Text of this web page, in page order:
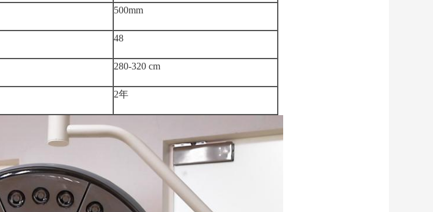
500mm
48
280-320 cm
2年